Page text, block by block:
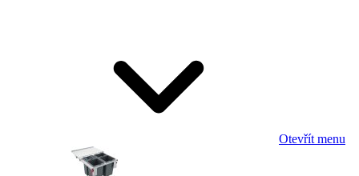
Otevřít menu